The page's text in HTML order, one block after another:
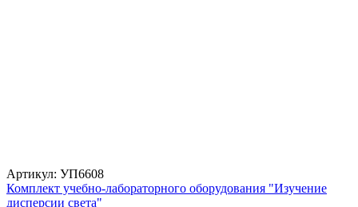
Артикул: УП6608
Комплект учебно-лабораторного оборудования "Изучение
дисперсии света"